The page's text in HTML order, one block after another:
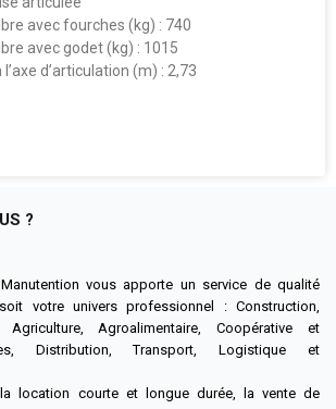
avec fourches (kg) : 740
avec godet (kg) : 1015
d’articulation (m) : 2,73
?
vous apporte un service de qualité
votre univers professionnel : Construction,
Agriculture, Agroalimentaire, Coopérative et
Distribution, Transport, Logistique et
location courte et longue durée, la vente de